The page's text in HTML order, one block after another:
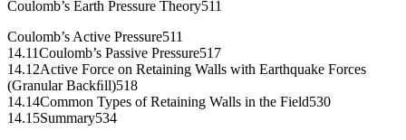
Coulomb’s Earth Pressure Theory511
Coulomb’s Active Pressure511
14.11Coulomb’s Passive Pressure517
14.12Active Force on Retaining Walls with Earthquake Forces
(Granular Backﬁll)518
14.14Common Types of Retaining Walls in the Field530
14.15Summary534